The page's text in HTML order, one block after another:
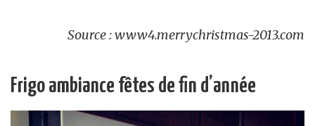
Source : www4.merrychristmas-2013.com
Frigo ambiance fêtes de fin d’année